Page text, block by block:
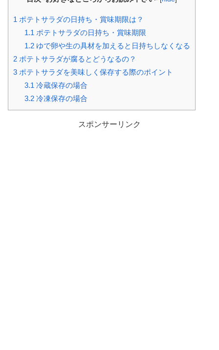
1 ポテトサラダの日持ち・賞味期限は？
1.1 ポテトサラダの日持ち・賞味期限
1.2ゆで卵や生の具材を加えると日持ちしなくなる
2 ポテトサラダが腐るとどうなるの？
3 ポテトサラダを美味しく保存する際のポイント
3.1 冷蔵保存の場合
3.2冷凍保存の場合
スポンサーリンク